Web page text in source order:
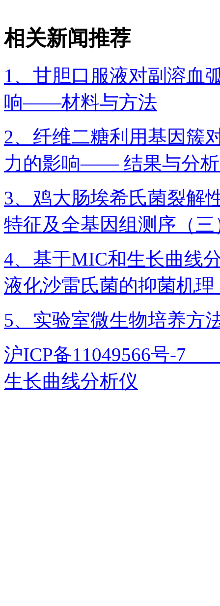
相关新闻推荐
1、甘胆口服液对副溶血
响——材料与方法
2、纤维二糖利用基因簇
力的影响—— 结果与分
3、鸡大肠埃希氏菌裂解
特征及全基因组测序（三
4、基于MIC和生长曲线
液化沙雷氏菌的抑菌机理
5、实验室微生物培养方
沪ICP备11049566号
生长曲线分析仪